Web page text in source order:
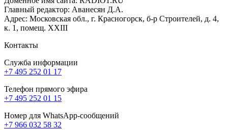
Главный редактор: Аванесян Д.А.
Адрес: Московская обл., г. Красногорск, б-р Строителей, д. 4,
к. 1, помещ. XXIII
Контакты
Служба информации
+7 495 252 01 17
Телефон прямого эфира
+7 495 252 01 15
Номер для WhatsApp-сообщений
+7 966 032 58 32